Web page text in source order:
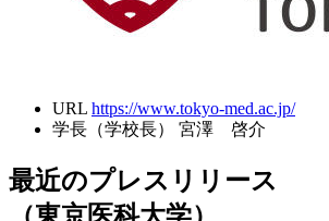
URL https://www.tokyo-med.ac.jp/
学長（学校長）
宮澤 啓介
最近のプレスリリース